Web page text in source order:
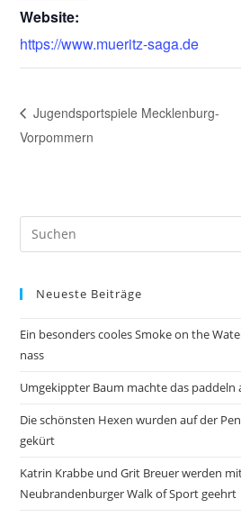
Website:
https://www.mueritz-saga.de
Jugendsportspiele Mecklenburg-
Vorpommern
Neueste Beiträge
Ein besonders cooles Smoke on the
nass
Umgekippter Baum machte das paddeln
Die schönsten Hexen wurden auf der
gekürt
Katrin Krabbe und Grit Breuer werden
Neubrandenburger Walk of Sport geehrt